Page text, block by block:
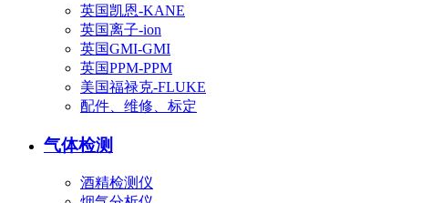
英国凯恩-KANE
英国离子-ion
英国GMI-GMI
英国PPM-PPM
美国福禄克-FLUKE
配件、维修、标定
气体检测
酒精检测仪